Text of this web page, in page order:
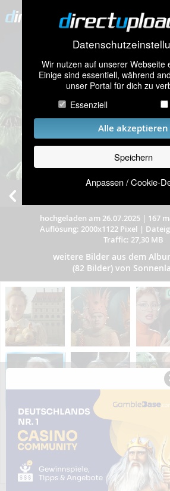
Wir nutzen auf unserer Webseite
Einige sind essentiell, während
unser Portal für dich zu
Essenziell
Alle akzeptieren
Speichern
Anpassen / Cookie-
hochgeladen am 26.07.2025 | 167
Auflösung: 2000x1122 Pixel |
Traffic: 27,30 MB
weitere Bilder aus dem
(82 Bilder) von